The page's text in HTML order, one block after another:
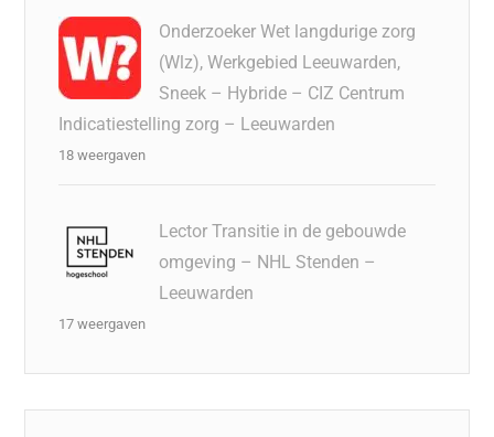
Onderzoeker Wet langdurige zorg
(Wlz), Werkgebied Leeuwarden,
Sneek – Hybride – CIZ Centrum
Indicatiestelling zorg – Leeuwarden
18 weergaven
Lector Transitie in de gebouwde
omgeving – NHL Stenden –
Leeuwarden
17 weergaven